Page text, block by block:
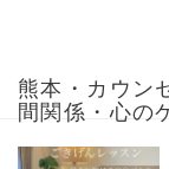
熊本・カウン
間関係・心の